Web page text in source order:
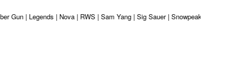
| Legends | Nova | RWS | Sam Yang | Sig Sauer | Snowpeak |